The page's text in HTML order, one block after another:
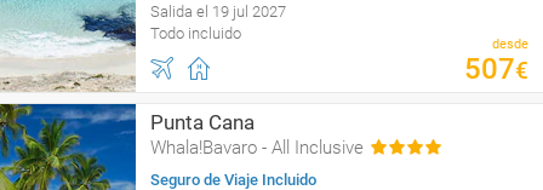
Salida el 19 jul 2027
Todo incluido
desde
507€
Punta Cana
Whala!Bavaro - All Inclusive
Seguro de Viaje Incluido